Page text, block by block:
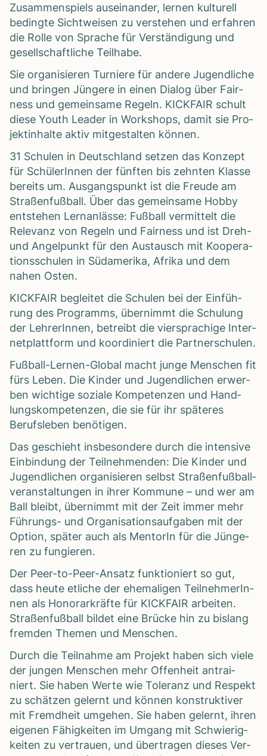
Zusam­men­spiels aus­ein­an­der, ler­nen kul­tu­rell
bedingte Sicht­wei­sen zu ver­ste­hen und erfah­ren
die Rolle von Spra­che für Ver­stän­di­gung und
gesell­schaft­li­che Teil­habe.
Sie orga­ni­sie­ren Tur­niere für andere Jugend­li­che
und brin­gen Jün­gere in einen Dia­log über Fair­
ness und gemein­same Regeln. KICKFAIR schult
diese Youth Lea­der in Work­shops, damit sie Pro­
jekt­in­halte aktiv mit­ge­stal­ten kön­nen.
31 Schu­len in Deutsch­land set­zen das Kon­zept
für Schü­le­rIn­nen der fünf­ten bis zehn­ten Klasse
bereits um. Aus­gangs­punkt ist die Freude am
Stra­ßen­fuß­ball. Über das gemein­same Hobby
ent­ste­hen Lern­an­lässe: Fuß­ball ver­mit­telt die
Rele­vanz von Regeln und Fair­ness und ist Dreh-
und Angel­punkt für den Aus­tausch mit Koope­ra­
ti­ons­schu­len in Süd­ame­rika, Afrika und dem
nahen Osten.
KICKFAIR beglei­tet die Schu­len bei der Ein­füh­
rung des Pro­gramms, über­nimmt die Schu­lung
der Leh­re­rIn­nen, betreibt die vier­spra­chige Inter­
net­platt­form und koor­di­niert die Part­ner­schu­len.
Fuß­ball-Ler­nen-Glo­bal macht junge Men­schen fit
fürs Leben. Die Kin­der und Jugend­li­chen erwer­
ben wich­tige soziale Kom­pe­ten­zen und Hand­
lungs­kom­pe­ten­zen, die sie für ihr spä­te­res
Berufs­le­ben benö­ti­gen.
Das geschieht ins­be­son­dere durch die inten­sive
Ein­bin­dung der Teil­neh­men­den: Die Kin­der und
Jugend­li­chen orga­ni­sie­ren selbst Stra­ßen­fuß­ball­
ver­an­stal­tun­gen in ihrer Kom­mune – und wer am
Ball bleibt, über­nimmt mit der Zeit immer mehr
Füh­rungs- und Orga­ni­sa­ti­ons­auf­ga­ben mit der
Option, spä­ter auch als Men­to­rIn für die Jün­ge­
ren zu fun­gie­ren.
Der Peer-to-Peer-Ansatz funk­tio­niert so gut,
dass heute etli­che der ehe­ma­li­gen Teil­neh­me­rIn­
nen als Hono­rar­kräfte für KICKFAIR arbei­ten.
Stra­ßen­fuß­ball bil­det eine Brü­cke hin zu bis­lang
frem­den The­men und Men­schen.
Durch die Teil­nahme am Pro­jekt haben sich viele
der jun­gen Men­schen mehr Offen­heit antrai­
niert. Sie haben Werte wie Tole­ranz und Respekt
zu schät­zen gelernt und kön­nen kon­struk­ti­ver
mit Fremd­heit umge­hen. Sie haben gelernt, ihren
eige­nen Fähig­kei­ten im Umgang mit Schwie­rig­
kei­ten zu ver­trauen, und über­tra­gen die­ses Ver­